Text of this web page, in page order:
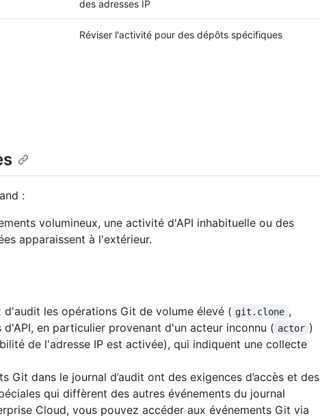
des adresses IP
Réviser l'activité pour des dépôts spécifiques
:
volumineux, une activité d'API inhabituelle ou des
apparaissent à l'extérieur.
d'audit les opérations Git de volume élevé ( git.clone ,
d'API, en particulier provenant d'un acteur inconnu ( actor )
de l'adresse IP est activée), qui indiquent une collecte
Git dans le journal d’audit ont des exigences d’accès et des
qui diffèrent des autres événements du journal
Cloud, vous pouvez accéder aux événements Git via